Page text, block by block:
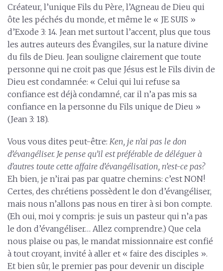
Créateur, l’unique Fils du Père, l’Agneau de Dieu qui
ôte les péchés du monde, et même le « JE SUIS »
d’Exode 3: 14. Jean met surtout l’accent, plus que tous
les autres auteurs des Évangiles, sur la nature divine
du fils de Dieu. Jean souligne clairement que toute
personne qui ne croit pas que Jésus est le Fils divin de
Dieu est condamnée: « Celui qui lui refuse sa
confiance est déjà condamné, car il n’a pas mis sa
confiance en la personne du Fils unique de Dieu »
(Jean 3: 18).
Vous vous dites peut-être: Ken, je n’ai pas le don
d’évangéliser. Je pense qu’il est préférable de déléguer à
d’autres toute cette affaire d’évangélisation, n’est-ce pas?
Eh bien, je n’irai pas par quatre chemins: c’est NON!
Certes, des chrétiens possèdent le don d’évangéliser,
mais nous n’allons pas nous en tirer à si bon compte.
(Eh oui, moi y compris: je suis un pasteur qui n’a pas
le don d’évangéliser… Allez comprendre.) Que cela
nous plaise ou pas, le mandat missionnaire est confié
à tout croyant, invité à aller et « faire des disciples ».
Et bien sûr, le premier pas pour devenir un disciple